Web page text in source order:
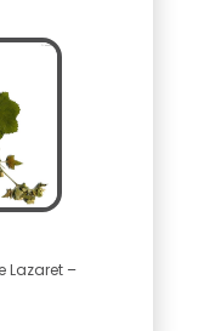
Lazaret –